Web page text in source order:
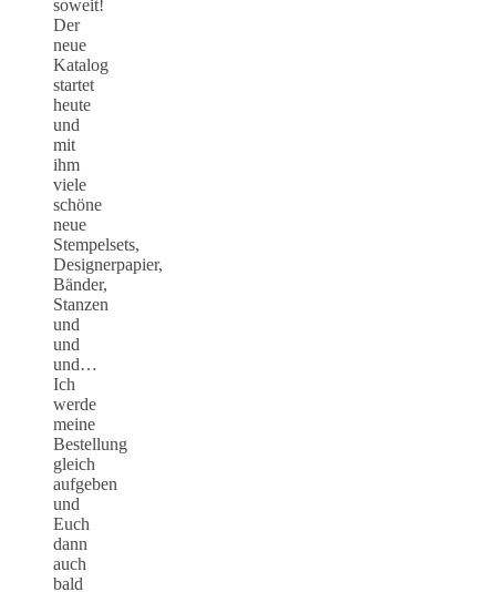
soweit!
Der
neue
Katalog
startet
heute
und
mit
ihm
viele
schöne
neue
Stempelsets,
Designerpapier,
Bänder,
Stanzen
und
und
und…
Ich
werde
meine
Bestellung
gleich
aufgeben
und
Euch
dann
auch
bald